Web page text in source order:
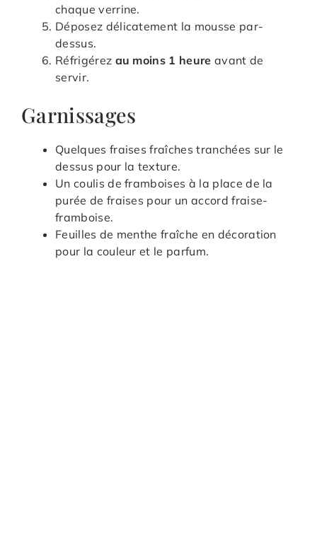
chaque verrine.
Déposez délicatement la mousse par-
dessus.
Réfrigérez au moins 1 heure avant de
servir.
Garnissages
Quelques fraises fraîches tranchées sur le
dessus pour la texture.
Un coulis de framboises à la place de la
purée de fraises pour un accord fraise-
framboise.
Feuilles de menthe fraîche en décoration
pour la couleur et le parfum.